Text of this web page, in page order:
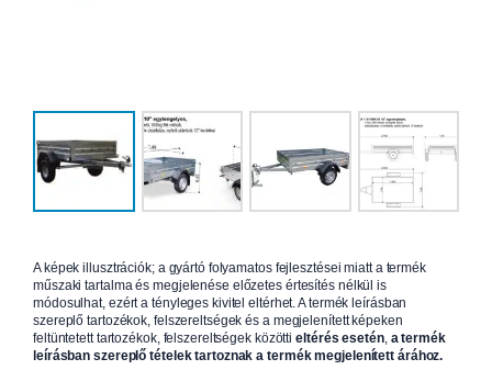
A képek illusztrációk; a gyártó folyamatos fejlesztései miatt a termék
műszaki tartalma és megjelenése előzetes értesítés nélkül is
módosulhat, ezért a tényleges kivitel eltérhet. A termék leírásban
szereplő tartozékok, felszereltségek és a megjelenített képeken
feltüntetett tartozékok, felszereltségek közöttieltérés esetén, a termék
leírásban szereplő tételek tartoznak a termék megjelenített árához.